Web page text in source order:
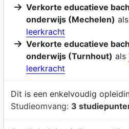
Verkorte educatieve
onderwijs (Mechelen) als
leerkracht
Verkorte educatieve
onderwijs (Turnhout) als
leerkracht
Dit is een enkelvoudig
Studieomvang: 3